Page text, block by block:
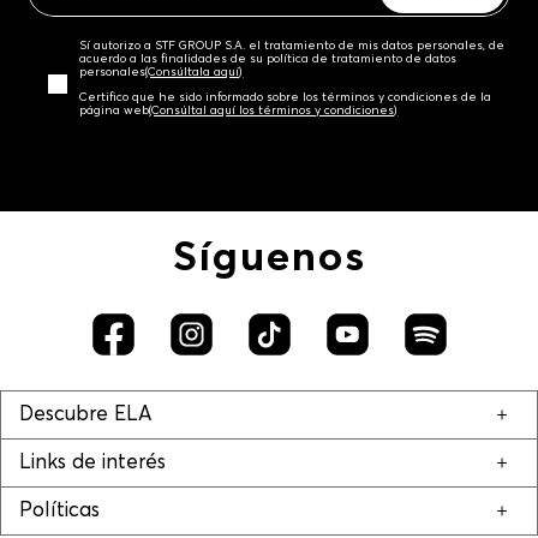
Sí autorizo a STF GROUP S.A. el tratamiento de mis datos personales, de
acuerdo a las finalidades de su política de tratamiento de datos
personales‎(Consúltala aquí)
Certifico que he sido informado sobre los términos y condiciones de la
página web‎(Consúltal aquí los términos y condiciones)
Síguenos
Descubre ELA
Links de interés
Políticas